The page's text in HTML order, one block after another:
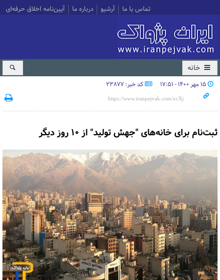
تماس با ما آرشیو درباره ما آیین‌نامه اخلاق حرفه‌ای
خانه
۱۵ مهر ۱۴۰۰ - ۱۷:۵۱ کد خبر: 23877
ثبت‌نام برای خانه‌های "جهش تولید" از ۱۰ روز دیگر